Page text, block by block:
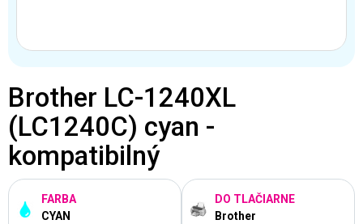
Brother LC-1240XL
(LC1240C) cyan -
kompatibilný
FARBA
CYAN
DO TLAČIARNE
Brother